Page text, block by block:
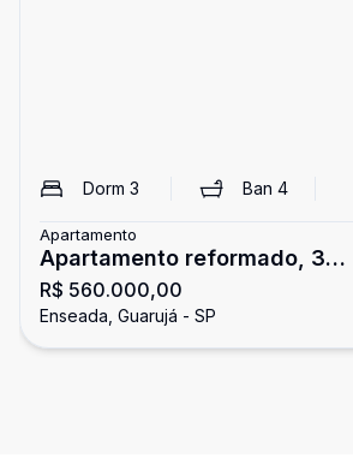
Dorm 3 Ban 4
Apartamento
Apartamento reformado, 3
dormitórios, Enseada, Guarujá
R$ 560.000,00
Enseada, Guarujá - SP